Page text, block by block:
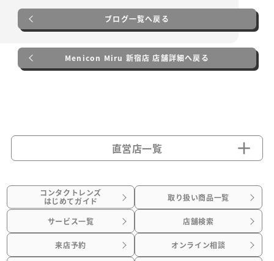
ブログ一覧へ戻る
Menicon Miru 新宿店 店舗詳細へ戻る
直営店一覧
コンタクトレンズ
はじめてガイド 取り扱い商品一覧
サービス一覧 店舗検索
来店予約 オンライン相談